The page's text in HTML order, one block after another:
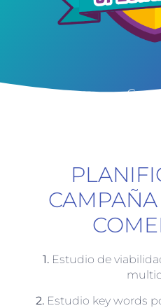
1. Estudio de
2. Estudio key words